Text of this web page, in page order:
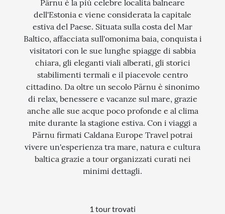
Pärnu è la più celebre località balneare
dell'Estonia e viene considerata la capitale
estiva del Paese. Situata sulla costa del Mar
Baltico, affacciata sull'omonima baia, conquista i
visitatori con le sue lunghe spiagge di sabbia
chiara, gli eleganti viali alberati, gli storici
stabilimenti termali e il piacevole centro
cittadino. Da oltre un secolo Pärnu è sinonimo
di relax, benessere e vacanze sul mare, grazie
anche alle sue acque poco profonde e al clima
mite durante la stagione estiva. Con i viaggi a
Pärnu firmati Caldana Europe Travel potrai
vivere un'esperienza tra mare, natura e cultura
baltica grazie a tour organizzati curati nei
minimi dettagli.
1 tour trovati
STORIA
CITTÀ
EVENTI SPECIALI
ARTE E CULTURA